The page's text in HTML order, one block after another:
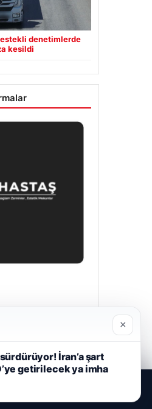
denetimlerde
kesildi
×
sürdürüyor! İran’a şart
getirilecek ya imha